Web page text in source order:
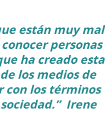
están muy mal
personas
ha creado esta
los medios de
con los términos
Irene